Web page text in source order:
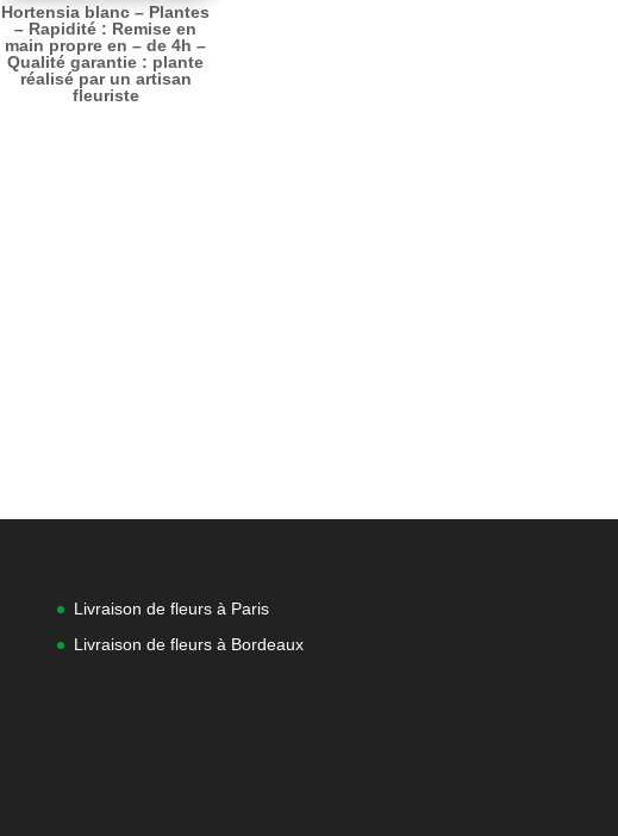
Hortensia blanc – Plantes
– Rapidité : Remise en
main propre en – de 4h –
Qualité garantie : plante
réalisé par un artisan
fleuriste
Livraison de fleurs à Paris
Livraison de fleurs à Bordeaux